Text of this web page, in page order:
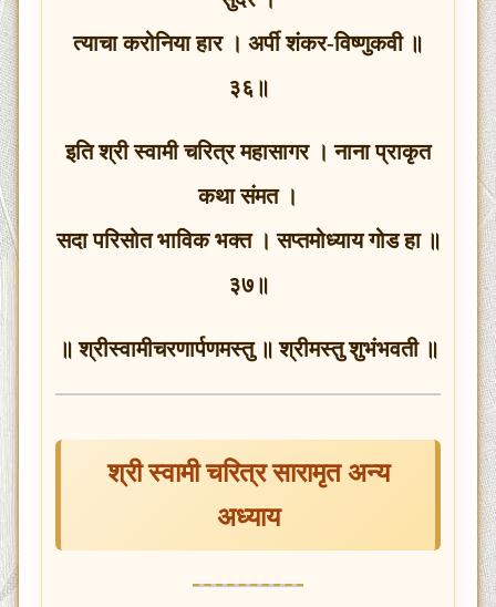
त्याचा करोनिया हार । अर्पी शंकर-विष्णुकवी ॥
३६॥
इति श्री स्वामी चरित्र महासागर । नाना प्राकृत
कथा संमत ।
सदा परिसोत भाविक भक्त । सप्तमोध्याय गोड हा ॥
३७॥
॥ श्रीस्वामीचरणार्पणमस्तु ॥ श्रीमस्तु शुभंभवती ॥
श्री स्वामी चरित्र सारामृत अन्य
अध्याय